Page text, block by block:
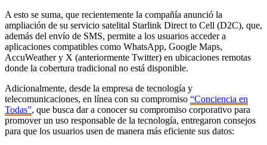
A esto se suma, que recientemente la compañía anunció la
ampliación de su servicio satelital Starlink Direct to Cell (D2C), que,
además del envío de SMS, permite a los usuarios acceder a
aplicaciones compatibles como WhatsApp, Google Maps,
AccuWeather y X (anteriormente Twitter) en ubicaciones remotas
donde la cobertura tradicional no está disponible.
Adicionalmente, desde la empresa de tecnología y
telecomunicaciones, en línea con su compromiso “Conciencia en
Todas”, que busca dar a conocer su compromiso corporativo para
promover un uso responsable de la tecnología, entregaron consejos
para que los usuarios usen de manera más eficiente sus datos: